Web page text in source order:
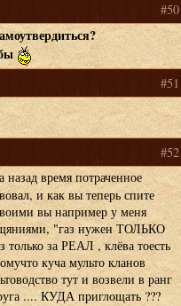
#50
#51
#52
время потраченное
и как вы теперь спите
вы например у меня
"газ нужен ТОЛЬКО
только за РЕАЛ , клёва тоесть
куча мульто кланов
тут и возвели в ранг
.... КУДА приглощать ???